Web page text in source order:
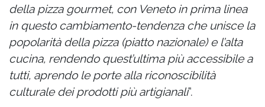
della pizza gourmet, con Veneto in prima linea
in questo cambiamento-tendenza che unisce la
popolarità della pizza (piatto nazionale) e l’alta
cucina, rendendo quest’ultima più accessibile a
tutti, aprendo le porte alla riconoscibilità
culturale dei prodotti più artigianali”.